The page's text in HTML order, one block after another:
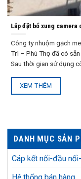
Lắp đặt bổ xung camera
Công ty nhuộm gạch
Trì – Phú Thọ đã có
Sau thời gian sử dụng
XEM THÊM
DANH MỤC SẢN
Cáp kết nối-đầu